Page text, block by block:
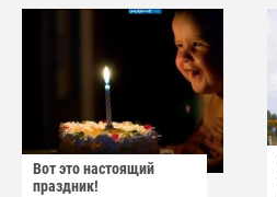
Вот это настоящий
праздник!